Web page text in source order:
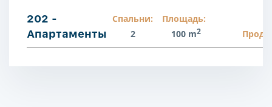
202 -
Апартаменты
Спальни:
2
Площадь:
100 m2